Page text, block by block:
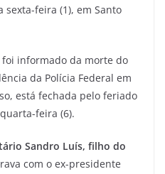
feira (1), em Santo
informado da morte do
da Polícia Federal em
está fechada pelo feriado
feira (6).
Sandro Luís, filho do
com o ex-presidente